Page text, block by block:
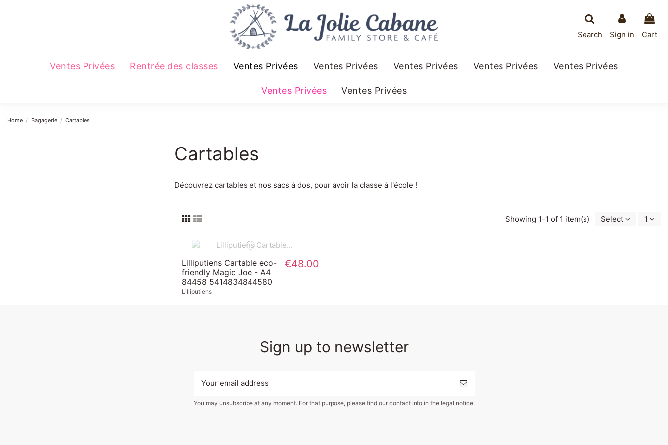
Search Sign in Cart
Ventes Privées Rentrée des classes Ventes Privées Ventes Privées Ventes Privées Ventes Privées Ventes Privées
Ventes Privées Ventes Privées
Home Bagagerie Cartables
Cartables
Découvrez cartables et nos sacs à dos, pour avoir la classe à l'école !
Showing 1-1 of 1 item(s) Select 1
Lilliputiens Cartable eco-
friendly Magic Joe - A4
84458 5414834844580
Lilliputiens
€48.00
Sign up to newsletter
You may unsubscribe at any moment. For that purpose, please find our contact info in the legal notice.